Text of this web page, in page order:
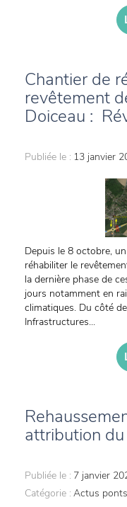
Chantier de
revêtement
Doiceau :
Publiée le : 13 janvier
Depuis le 8 octobre,
réhabiliter le
la dernière phase de
jours notamment en
climatiques. Du côté
Infrastructures...
attribution
Publiée le : 7 janvier
Catégorie : Actus ponts